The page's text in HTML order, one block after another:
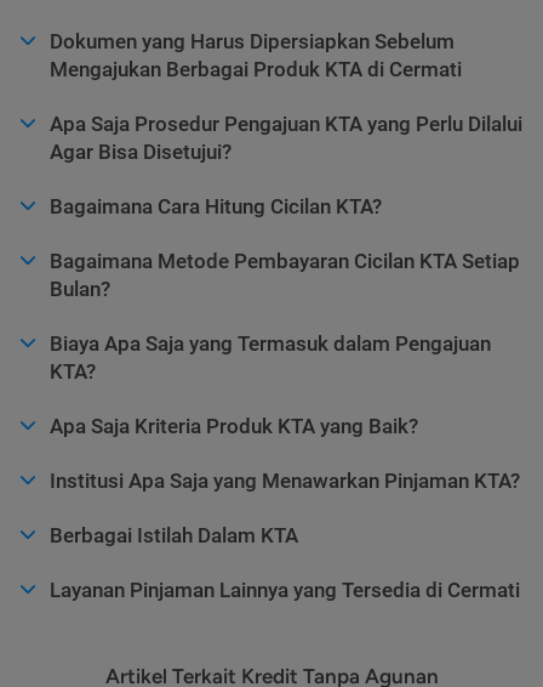
Dokumen yang Harus Dipersiapkan Sebelum
Mengajukan Berbagai Produk KTA di Cermati
Apa Saja Prosedur Pengajuan KTA yang Perlu Dilalui
Agar Bisa Disetujui?
Bagaimana Cara Hitung Cicilan KTA?
Bagaimana Metode Pembayaran Cicilan KTA Setiap
Bulan?
Biaya Apa Saja yang Termasuk dalam Pengajuan
KTA?
Apa Saja Kriteria Produk KTA yang Baik?
Institusi Apa Saja yang Menawarkan Pinjaman KTA?
Berbagai Istilah Dalam KTA
Layanan Pinjaman Lainnya yang Tersedia di Cermati
Artikel Terkait Kredit Tanpa Agunan